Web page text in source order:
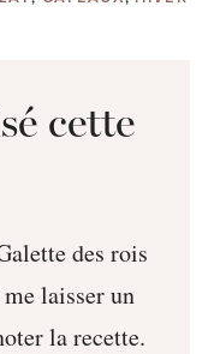
cette
des rois
laisser un
la recette.